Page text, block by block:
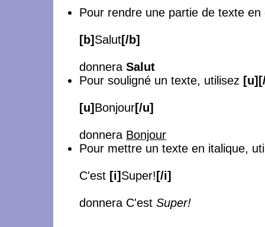
Pour rendre une partie de texte
[b] Salut[/b]
donnera Salut
Pour souligné un texte, utilisez
[u] Bonjour[/u]
donnera Bonjour
Pour mettre un texte en italique,
C'est [i] Super! [/i]
donnera C'est Super!